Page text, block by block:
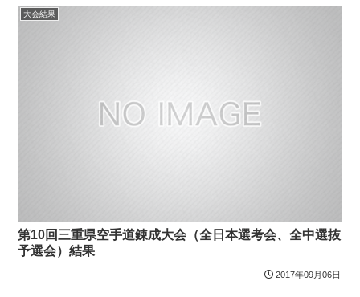
大会結果
第10回三重県空手道錬成大会（全日本選考会、全中選抜
予選会）結果
2017年09月06日